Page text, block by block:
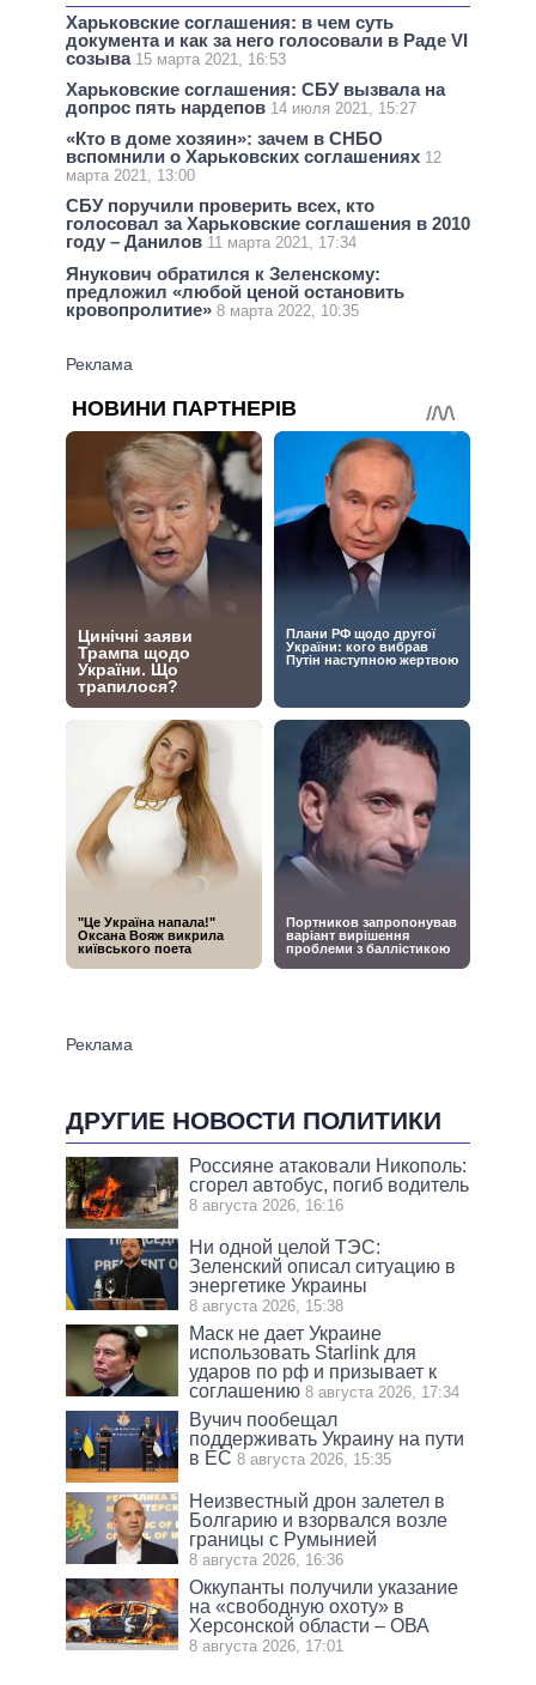
Харьковские соглашения: в чем суть
документа и как за него голосовали в Раде VI
созыва 15 марта 2021, 16:53
Харьковские соглашения: СБУ вызвала на
допрос пять нардепов 14 июля 2021, 15:27
«Кто в доме хозяин»: зачем в СНБО
вспомнили о Харьковских соглашениях 12
марта 2021, 13:00
СБУ поручили проверить всех, кто
голосовал за Харьковские соглашения в 2010
году – Данилов 11 марта 2021, 17:34
Янукович обратился к Зеленскому:
предложил «любой ценой остановить
кровопролитие» 8 марта 2022, 10:35
ДРУГИЕ НОВОСТИ ПОЛИТИКИ
Россияне атаковали Никополь:
сгорел автобус, погиб водитель
8 августа 2026, 16:16
Ни одной целой ТЭС:
Зеленский описал ситуацию в
энергетике Украины
8 августа 2026, 15:38
Маск не дает Украине
использовать Starlink для
ударов по рф и призывает к
соглашению 8 августа 2026, 17:34
Вучич пообещал
поддерживать Украину на пути
в ЕС 8 августа 2026, 15:35
Неизвестный дрон залетел в
Болгарию и взорвался возле
границы с Румынией
8 августа 2026, 16:36
Оккупанты получили указание
на «свободную охоту» в
Херсонской области – ОВА
8 августа 2026, 17:01